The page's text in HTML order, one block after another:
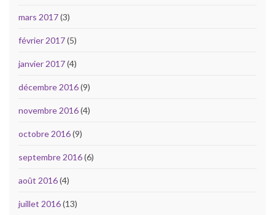
mars 2017(3)
février 2017(5)
janvier 2017(4)
décembre 2016(9)
novembre 2016(4)
octobre 2016(9)
septembre 2016(6)
août 2016(4)
juillet 2016(13)